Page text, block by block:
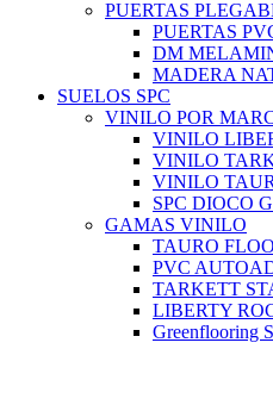
PUERTAS
PUERTAS
DM
MADERA
SUELOS SPC
VINILO POR
VINILO
VINILO
VINILO
SPC DIOCO
GAMAS VINILO
TAURO
PVC
TARKETT
LIBERTY
Greenflooring